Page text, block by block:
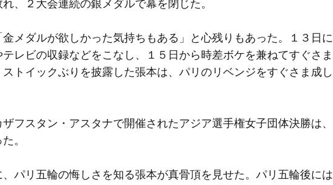
２大会連続の銀メダルで幕を閉じた。
メダルが欲しかった気持ちもある」と心残りもあった。１３日に
レビの収録などをこなし、１５日から時差ボケを兼ねてすぐさま
トイックぶりを披露した張本は、パリのリベンジをすぐさま成し
フスタン・アスタナで開催されたアジア選手権女子団体決勝は、
。
パリ五輪の悔しさを知る張本が真骨頂を見せた。パリ五輪後には